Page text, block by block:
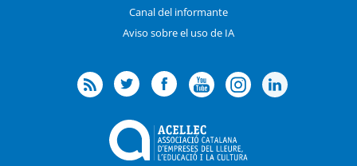
Canal del informante
Aviso sobre el uso de IA